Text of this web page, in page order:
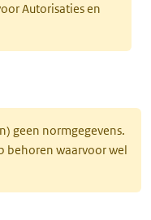
Autorisaties en
geen normgegevens.
behoren waarvoor wel